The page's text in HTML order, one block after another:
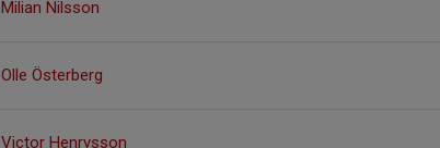
Milian Nilsson
Olle Österberg
Victor Henrysson